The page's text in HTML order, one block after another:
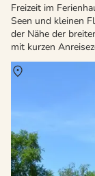
Freizeit im
Seen und kleinen
der Nähe der
mit kurzen